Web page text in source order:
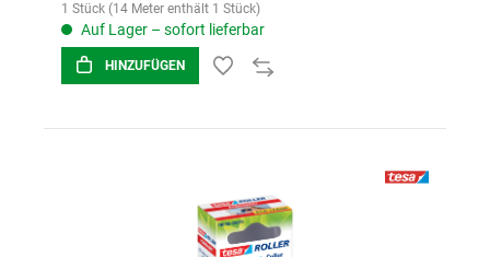
1 Stück (14 Meter enthält 1 Stück)
Auf Lager – sofort lieferbar
HINZUFÜGEN